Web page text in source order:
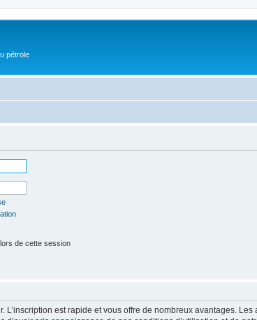
pétrole
de cette session
L’inscription est rapide et vous offre de nombreux avantages.